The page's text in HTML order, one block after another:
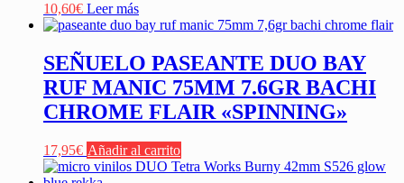
10,60€ Leer más
SEÑUELO PASEANTE DUO BAY
RUF MANIC 75MM 7.6GR BACHI
CHROME FLAIR «SPINNING»
17,95€ Añadir al carrito